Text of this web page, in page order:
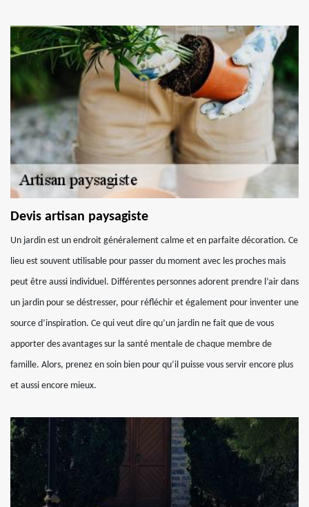
Devis artisan paysagiste
Un jardin est un endroit généralement calme et en parfaite décoration. Ce
lieu est souvent utilisable pour passer du moment avec les proches mais
peut être aussi individuel. Différentes personnes adorent prendre l’air dans
un jardin pour se déstresser, pour réfléchir et également pour inventer une
source d’inspiration. Ce qui veut dire qu’un jardin ne fait que de vous
apporter des avantages sur la santé mentale de chaque membre de
famille. Alors, prenez en soin bien pour qu’il puisse vous servir encore plus
et aussi encore mieux.